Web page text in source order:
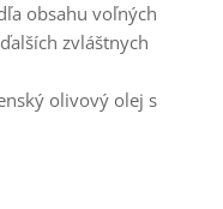
obsahu voľných
zvláštnych
olivový olej s